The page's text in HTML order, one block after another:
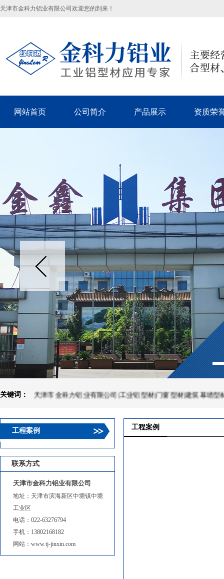
天津市金科力铝业有限公司欢迎您的到来！
网站首页 公司简介 产品展示 资质荣
关键词：天津市金科力铝业有限公司|工业铝型材|门窗型材|建筑幕墙型材|装
工程案例
联系方式
天津市金科力铝业有限公司
地址：天津市滨海新区中塘镇中塘
工业区
电话：022-63276794
手机：13802168182
网站：www.tj-jinxin.com
工程案例